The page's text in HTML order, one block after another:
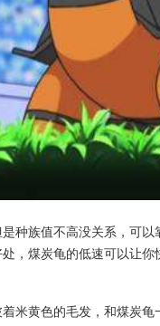
种族值不高没关系，可
，煤炭龟的低速可以让你
米黄色的毛发，和煤炭